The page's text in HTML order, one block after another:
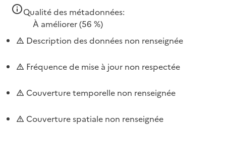
Qualité des métadonnées:
À améliorer(56 %)
Description des données non renseignée
Fréquence de mise à jour non respectée
Couverture temporelle non renseignée
Couverture spatiale non renseignée